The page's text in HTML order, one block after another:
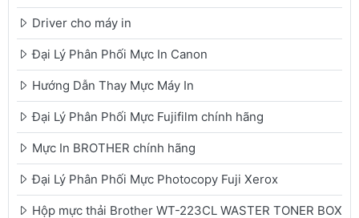
Driver cho máy in
Đại Lý Phân Phối Mực In Canon
Hướng Dẫn Thay Mực Máy In
Đại Lý Phân Phối Mực Fujifilm chính hãng
Mực In BROTHER chính hãng
Đại Lý Phân Phối Mực Photocopy Fuji Xerox
Hộp mực thải Brother WT-223CL WASTER TONER BOX